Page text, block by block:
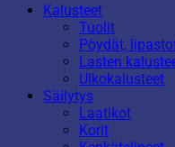
Kalusteet
Tuolit
Pöydät,
Lasten
Ulkokalusteet
Säilytys
Laatikot
Korit